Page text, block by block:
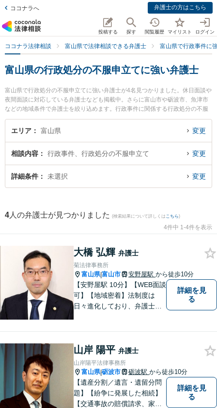
ココナラへ 弁護士の方はこちら
投稿する 探す 閲覧履歴 マイリスト ログイン
ココナラ法律相談 富山県で法律相談できる弁護士 富山県で行政事件に
富山県の行政処分の不服申立てに強い弁護士
富山県で行政処分の不服申立てに強い弁護士が4名見つかりました。休日面談や
夜間面談に対応している弁護士なども掲載中。さらに富山市や砺波市、魚津市
などの地域条件で弁護士を絞り込めます。行政事件に関係する行政処分の不服
申立てや住民訴訟、抗告訴訟（処分取り消し等）等の細かな分野での絞り込み
検索もでき便利です。特に菊法律事務所の大橋 弘輝弁護士や山岸陽平法律事務
行政処分の不服申立てのトラブルを今すぐに弁護士に相談したい』『行政処分
の不服申立てのトラブル解決の実績豊富な近くの弁護士を検索したい』『初回
相談無料で行政処分の不服申立てを法律相談できる富山県内の弁護士に相談予
エリア 富山県 変更
相談内容 行政事件、行政処分の不服申立て 変更
詳細条件 未選択 変更
4 人の弁護士が見つかりました (検索結果について詳しくは こちら)
4件中 1-4件を表示
大橋 弘輝 弁護士
菊法律事務所
富山県|富山市 安野屋駅 から徒歩10分
【安野屋駅 10分】【WEB面談
可】【地域密着】法制度は
日々進化しており、弁護士に
の声にしっかり耳を傾ける姿
勢は変わりません。
詳細を見
る
山岸 陽平 弁護士
山岸陽平法律事務所
富山県|砺波市 砺波駅 から徒歩10分
【遺産分割／遺言・遺留分問
題】【紛争に発展した相続】
【交通事故の賠償請求、家族
詳細を見
る